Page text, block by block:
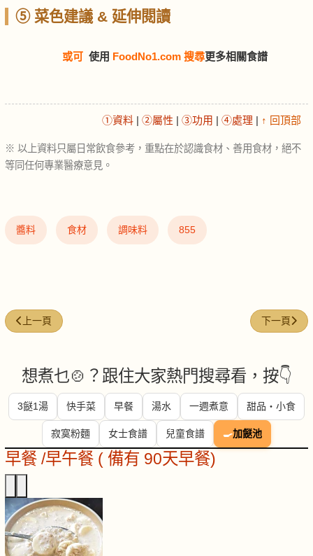
⑤ 菜色建議 & 延伸閱讀
或可 使用 FoodNo1.com 搜尋更多相關食譜
①資料 | ②屬性 | ③功用 | ④處理 | ↑ 回頂部
※ 以上資料只屬日常飲食參考，重點在於認識食材、善用食材，絕不
等同任何專業醫療意見。
醬料 食材 調味料 855
上一篇文章: 糯米 (Glutinous rice)
上一頁 下一篇文
下一頁
想煮乜🍲？跟住大家熱門搜尋看，按👇
3餸1湯 快手菜 早餐 湯水 一週煮意 甜品・小食
寂寞粉麵 女士食譜 兒童食譜 🍳加餸池
早餐 /早午餐 ( 備有 90天早餐)